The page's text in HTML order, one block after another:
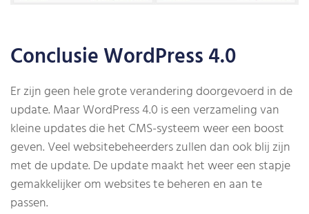
Conclusie WordPress 4.0
Er zijn geen hele grote verandering doorgevoerd in de
update. Maar WordPress 4.0 is een verzameling van
kleine updates die het CMS-systeem weer een boost
geven. Veel websitebeheerders zullen dan ook blij zijn
met de update. De update maakt het weer een stapje
gemakkelijker om websites te beheren en aan te
passen.